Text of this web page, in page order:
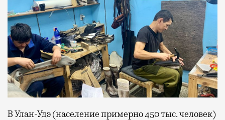
В Улан-Удэ (население примерно 450 тыс. человек)